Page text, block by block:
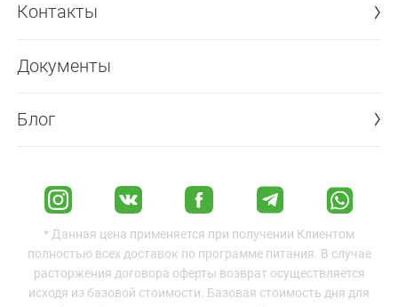
Контакты
Документы
Блог
* Данная цена применяется при получении Клиентом
полностью всех доставок по программе питания. В случае
расторжения договора оферты возврат осуществляется
исходя из базовой стоимости. Базовая стоимость дня для